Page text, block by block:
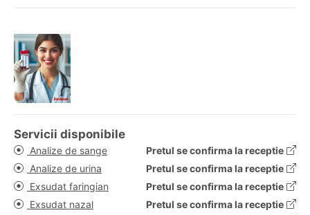
Servicii disponibile
Analize de sange
Pretul se confirma la receptie
Analize de urina
Pretul se confirma la receptie
Exsudat faringian
Pretul se confirma la receptie
Exsudat nazal
Pretul se confirma la receptie